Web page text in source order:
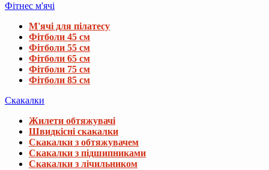
Фітнес м'ячі
М'ячі для пілатесу
Фітболи 45 см
Фітболи 55 см
Фітболи 65 см
Фітболи 75 см
Фітболи 85 см
Скакалки
Жилети обтяжувачі
Швидкісні скакалки
Скакалки з обтяжувачем
Скакалки з підшипниками
Скакалки з лічильником